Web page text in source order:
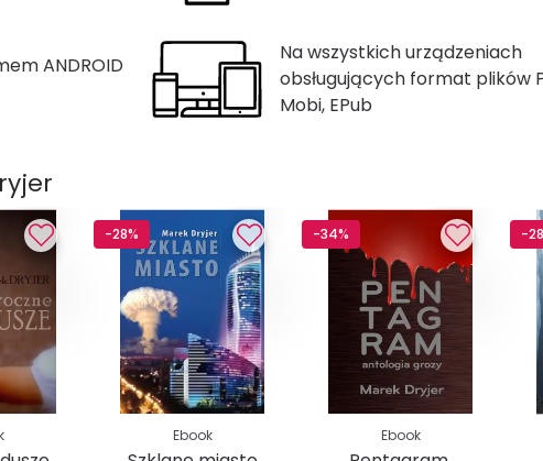
ANDROID
Na wszystkich urządzeniach
obsługujących format plików
Mobi, EPub
-28%
Ebook
-34%
Ebook
-